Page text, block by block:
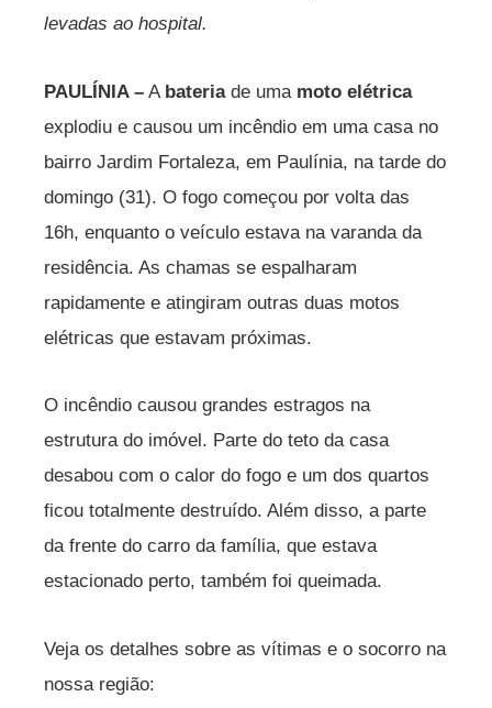
levadas ao hospital.
PAULÍNIA – A bateriade uma moto elétrica
explodiu e causou um incêndio em uma casa no
bairro Jardim Fortaleza, em Paulínia, na tarde do
domingo (31). O fogo começou por volta das
16h, enquanto o veículo estava na varanda da
residência. As chamas se espalharam
rapidamente e atingiram outras duas motos
elétricas que estavam próximas.
O incêndio causou grandes estragos na
estrutura do imóvel. Parte do teto da casa
desabou com o calor do fogo e um dos quartos
ficou totalmente destruído. Além disso, a parte
da frente do carro da família, que estava
estacionado perto, também foi queimada.
Veja os detalhes sobre as vítimas e o socorro na
nossa região: